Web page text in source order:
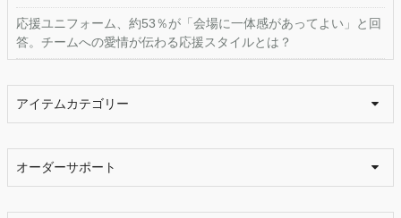
応援ユニフォーム、約53％が「会場に一体感があってよい」と回
答。チームへの愛情が伝わる応援スタイルとは？
アイテムカテゴリー
オーダーサポート